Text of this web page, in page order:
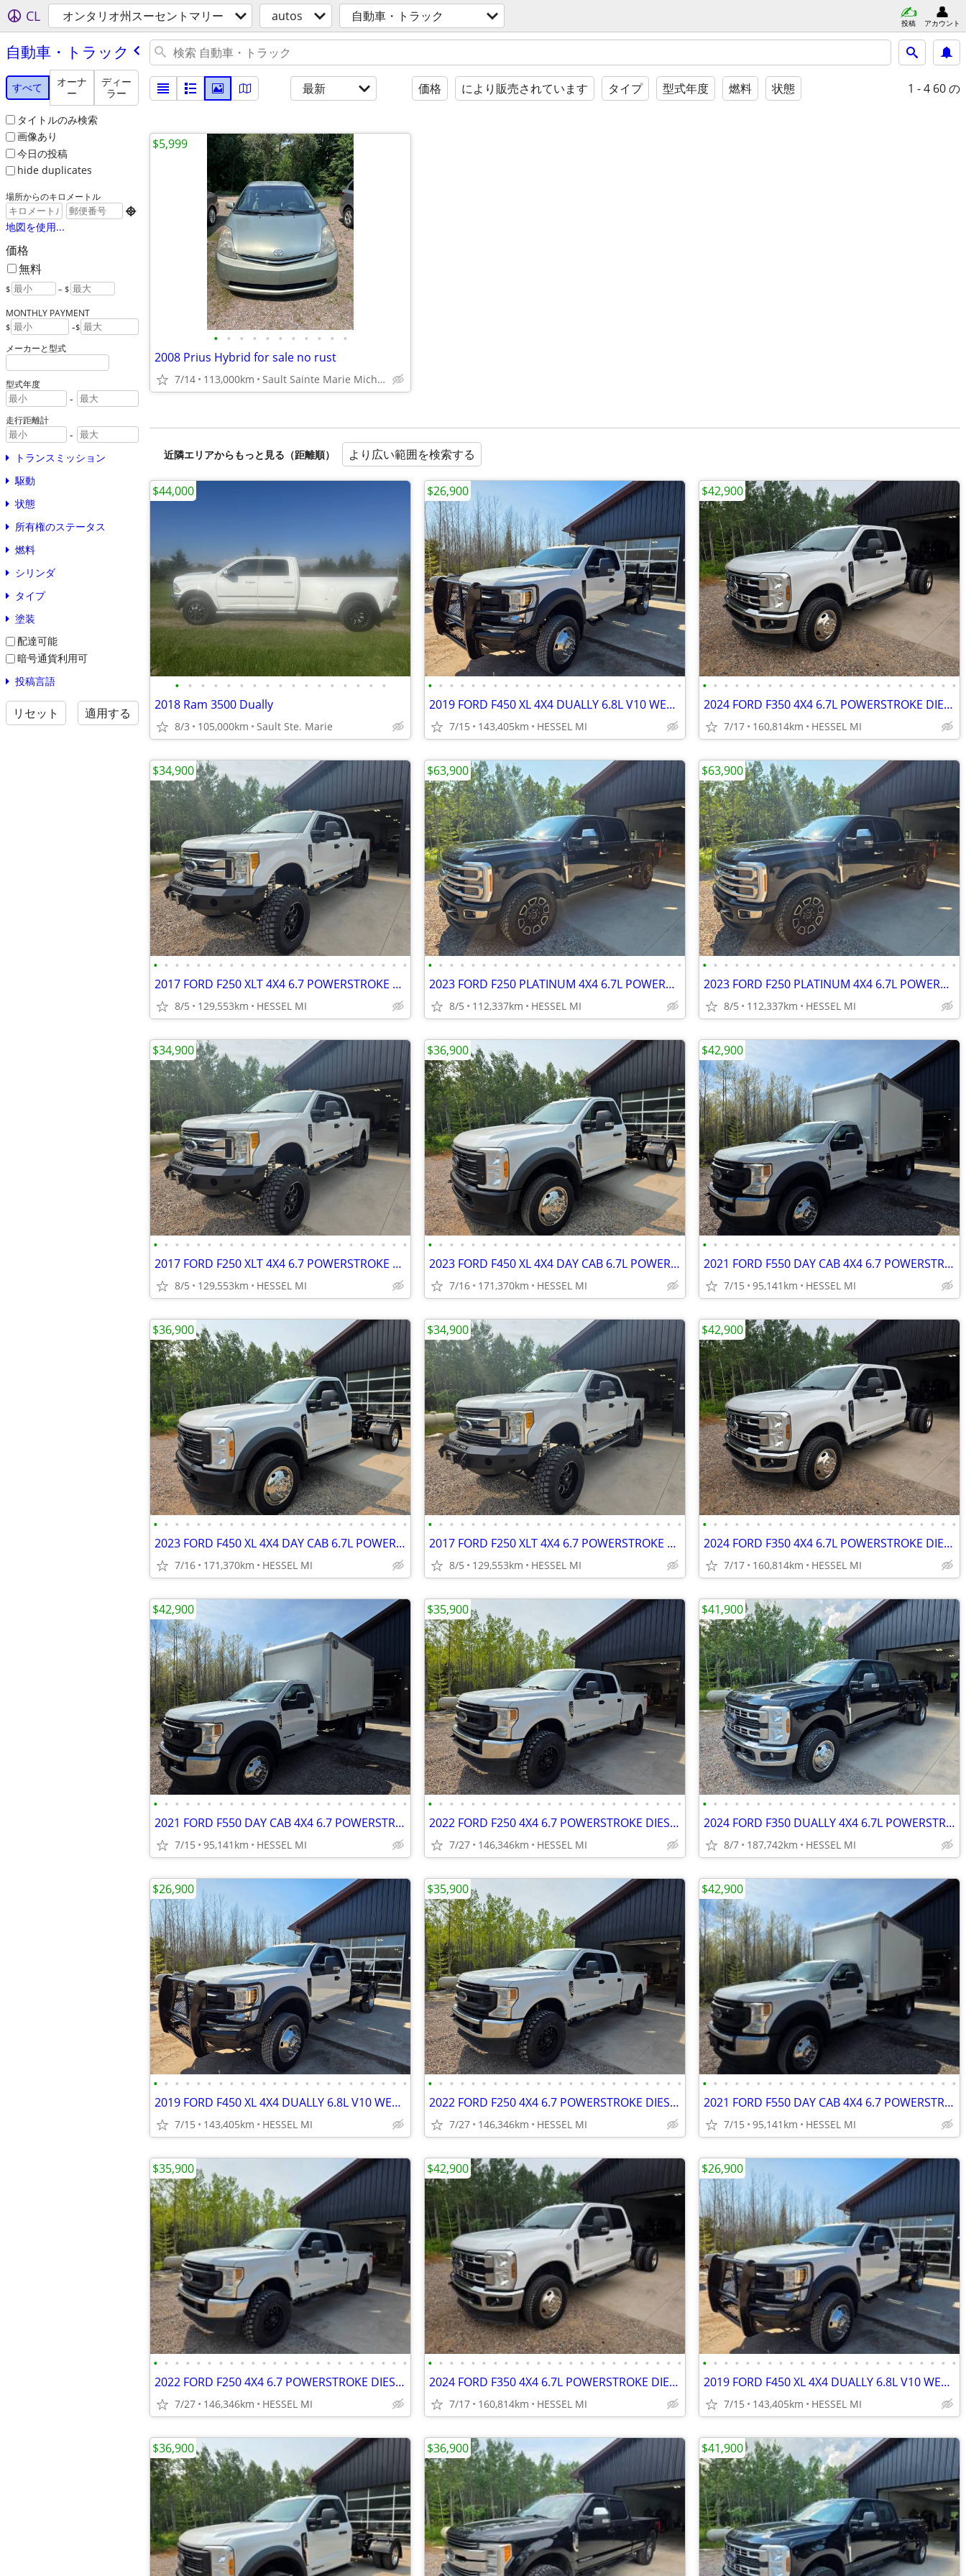
CL オンタリオ州スーセントマリー autos 自動車・トラック 投稿 アカウント
自動車・トラック
すべて
オーナ
ー
ディー
ラー
タイトルのみ検索
画像あり
今日の投稿
hide duplicates
場所からのキロメートル

地図を使用...
価格
無料
$ – $
MONTHLY PAYMENT
$ -$
メーカーと型式
型式年度
-
走行距離計
-
トランスミッション
駆動
状態
所有権のステータス
燃料
シリンダ
タイプ
塗装
配達可能
暗号通貨利用可
投稿言語
リセット 適用する
最新 価格 により販売されています タイプ 型式年度 燃料 状態 1 - 4 60 の
• • • • • • • • • • •
2008 Prius Hybrid for sale no rust
7/14 113,000km Sault Sainte Marie Michigan
$5,999
近隣エリアからもっと見る（距離順） より広い範囲を検索する
• • • • • • • • • • • • • • • • •
2018 Ram 3500 Dually
8/3 105,000km Sault Ste. Marie
$44,000
• • • • • • • • • • • • • • • • • • • • • • • •
2019 FORD F450 XL 4X4 DUALLY 6.8L V10 WELDING BED CLEAN 1 OWNER
7/15 143,405km HESSEL MI
$26,900
• • • • • • • • • • • • • • • • • • • • • • • •
2024 FORD F350 4X4 6.7L POWERSTROKE DIESEL CAB & CHASSIS DUALLY CLEAN
7/17 160,814km HESSEL MI
$42,900
• • • • • • • • • • • • • • • • • • • • • • • •
2017 FORD F250 XLT 4X4 6.7 POWERSTROKE DIESEL LIFTED SOUTHERN TRUCK
8/5 129,553km HESSEL MI
$34,900
• • • • • • • • • • • • • • • • • • • • • • • •
2023 FORD F250 PLATINUM 4X4 6.7L POWERSTROKE DIESEL LOADED CLEAN
8/5 112,337km HESSEL MI
$63,900
• • • • • • • • • • • • • • • • • • • • • • • •
2023 FORD F250 PLATINUM 4X4 6.7L POWERSTROKE DIESEL LOADED CLEAN
8/5 112,337km HESSEL MI
$63,900
• • • • • • • • • • • • • • • • • • • • • • • •
2017 FORD F250 XLT 4X4 6.7 POWERSTROKE DIESEL LIFTED SOUTHERN TRUCK
8/5 129,553km HESSEL MI
$34,900
• • • • • • • • • • • • • • • • • • • • • • • •
2023 FORD F450 XL 4X4 DAY CAB 6.7L POWERSTROKE DIESEL CLEAN 1 OWNER
7/16 171,370km HESSEL MI
$36,900
• • • • • • • • • • • • • • • • • • • • • • • •
2021 FORD F550 DAY CAB 4X4 6.7 POWERSTROKE DIESEL DUALLY BOX TRUCK
7/15 95,141km HESSEL MI
$42,900
• • • • • • • • • • • • • • • • • • • • • • • •
2023 FORD F450 XL 4X4 DAY CAB 6.7L POWERSTROKE DIESEL CLEAN 1 OWNER
7/16 171,370km HESSEL MI
$36,900
• • • • • • • • • • • • • • • • • • • • • • • •
2017 FORD F250 XLT 4X4 6.7 POWERSTROKE DIESEL LIFTED SOUTHERN TRUCK
8/5 129,553km HESSEL MI
$34,900
• • • • • • • • • • • • • • • • • • • • • • • •
2024 FORD F350 4X4 6.7L POWERSTROKE DIESEL CAB & CHASSIS DUALLY CLEAN
7/17 160,814km HESSEL MI
$42,900
• • • • • • • • • • • • • • • • • • • • • • • •
2021 FORD F550 DAY CAB 4X4 6.7 POWERSTROKE DIESEL DUALLY BOX TRUCK
7/15 95,141km HESSEL MI
$42,900
• • • • • • • • • • • • • • • • • • • • • • • •
2022 FORD F250 4X4 6.7 POWERSTROKE DIESEL LIFTED CLEAN 1 OWNER
7/27 146,346km HESSEL MI
$35,900
• • • • • • • • • • • • • • • • • • • • • • • •
2024 FORD F350 DUALLY 4X4 6.7L POWERSTROKE DIESEL SOUTHERN 1 OWNER
8/7 187,742km HESSEL MI
$41,900
• • • • • • • • • • • • • • • • • • • • • • • •
2019 FORD F450 XL 4X4 DUALLY 6.8L V10 WELDING BED CLEAN 1 OWNER
7/15 143,405km HESSEL MI
$26,900
• • • • • • • • • • • • • • • • • • • • • • • •
2022 FORD F250 4X4 6.7 POWERSTROKE DIESEL LIFTED CLEAN 1 OWNER
7/27 146,346km HESSEL MI
$35,900
• • • • • • • • • • • • • • • • • • • • • • • •
2021 FORD F550 DAY CAB 4X4 6.7 POWERSTROKE DIESEL DUALLY BOX TRUCK
7/15 95,141km HESSEL MI
$42,900
• • • • • • • • • • • • • • • • • • • • • • • •
2022 FORD F250 4X4 6.7 POWERSTROKE DIESEL LIFTED CLEAN 1 OWNER
7/27 146,346km HESSEL MI
$35,900
• • • • • • • • • • • • • • • • • • • • • • • •
2024 FORD F350 4X4 6.7L POWERSTROKE DIESEL CAB & CHASSIS DUALLY CLEAN
7/17 160,814km HESSEL MI
$42,900
• • • • • • • • • • • • • • • • • • • • • • • •
2019 FORD F450 XL 4X4 DUALLY 6.8L V10 WELDING BED CLEAN 1 OWNER
7/15 143,405km HESSEL MI
$26,900
$36,900 $36,900 $41,900